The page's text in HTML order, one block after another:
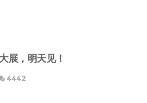
展，明天见！
4442